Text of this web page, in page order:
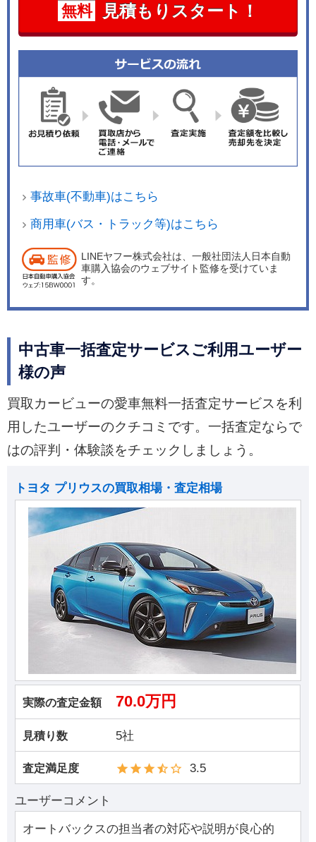
無料 見積もりスタート！
事故車(不動車)はこちら
商用車(バス・トラック等)はこちら
LINEヤフー株式会社は、一般社団法人日本自動
車購入協会のウェブサイト監修を受けていま
す。
中古車一括査定サービスご利用ユーザー
様の声
買取カービューの愛車無料一括査定サービスを利
用したユーザーのクチコミです。一括査定ならで
はの評判・体験談をチェックしましょう。
トヨタ プリウスの買取相場・査定相場
実際の査定金額 70.0万円
見積り数 5社
査定満足度 3.5
ユーザーコメント
オートバックスの担当者の対応や説明が良心的